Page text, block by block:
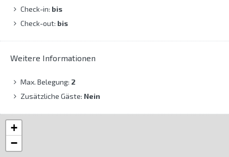
Check-in: bis
Check-out: bis
Weitere Informationen
Max. Belegung: 2
Zusätzliche Gäste: Nein
+
−